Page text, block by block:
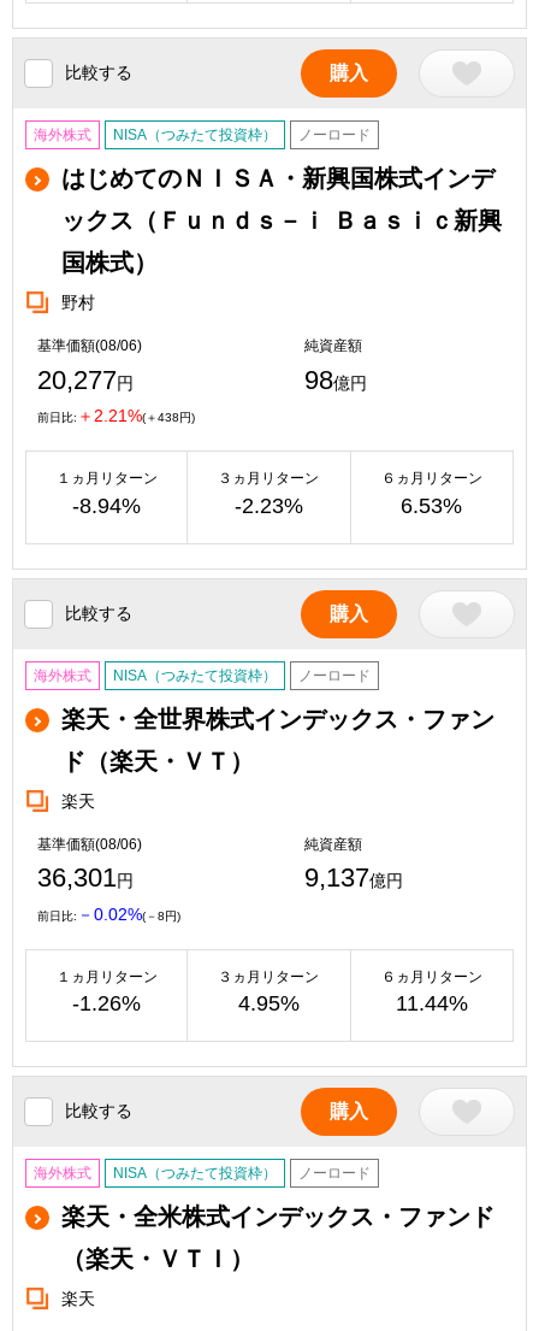
比較する 購入
海外株式 NISA（つみたて投資枠） ノーロード
はじめてのＮＩＳＡ・新興国株式インデ
ックス（Ｆｕｎｄｓ－ｉ Ｂａｓｉｃ新興
国株式）
野村
基準価額(08/06)
20,277円
純資産額
98億円
前日比: ＋2.21%(＋438円)
１ヵ月リターン
-8.94%
３ヵ月リターン
-2.23%
６ヵ月リターン
6.53%
比較する 購入
海外株式 NISA（つみたて投資枠） ノーロード
楽天・全世界株式インデックス・ファン
ド（楽天・ＶＴ）
楽天
基準価額(08/06)
36,301円
純資産額
9,137億円
前日比: －0.02%(－8円)
１ヵ月リターン
-1.26%
３ヵ月リターン
4.95%
６ヵ月リターン
11.44%
比較する 購入
海外株式 NISA（つみたて投資枠） ノーロード
楽天・全米株式インデックス・ファンド
（楽天・ＶＴＩ）
楽天